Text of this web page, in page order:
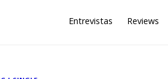
Entrevistas Reviews